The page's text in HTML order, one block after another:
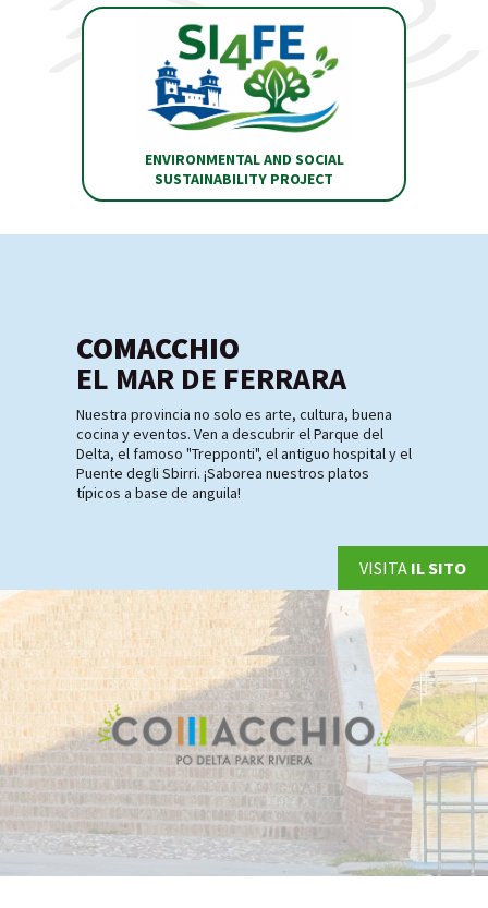
ENVIRONMENTAL AND SOCIAL
SUSTAINABILITY PROJECT
COMACCHIO
EL MAR DE FERRARA
Nuestra provincia no solo es arte, cultura, buena
cocina y eventos. Ven a descubrir el Parque del
Delta, el famoso "Trepponti", el antiguo hospital y el
Puente degli Sbirri. ¡Saborea nuestros platos
típicos a base de anguila!
VISITA IL SITO